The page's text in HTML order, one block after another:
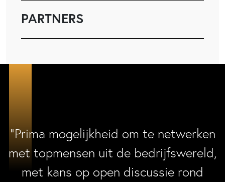
PARTNERS
“Prima mogelijkheid om te netwerken
met topmensen uit de bedrijfswereld,
met kans op open discussie rond